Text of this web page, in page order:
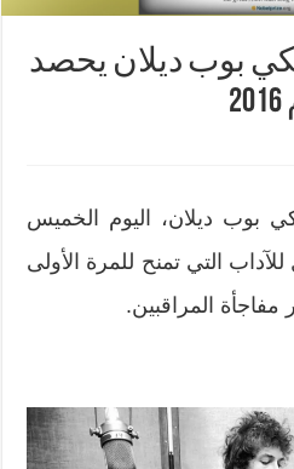
بوب ديلان يحصد
بوب ديلان، اليوم الخميس
نوبل للآداب التي تمنح للمرة الأولى
المراقبين.